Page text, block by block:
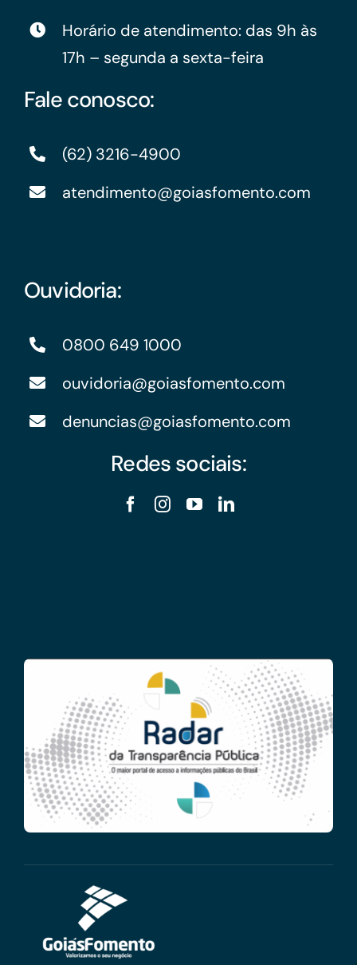
Horário de atendimento: das 9h às
17h – segunda a sexta-feira
Fale conosco:
(62) 3216-4900
atendimento@goiasfomento.com
Ouvidoria:
0800 649 1000
ouvidoria@goiasfomento.com
denuncias@goiasfomento.com
Redes sociais: